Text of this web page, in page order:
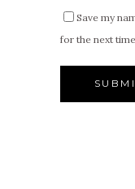
Save my
for the next